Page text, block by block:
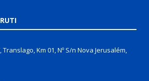
Translago, Km 01, Nº S/n Nova Jerusalém,